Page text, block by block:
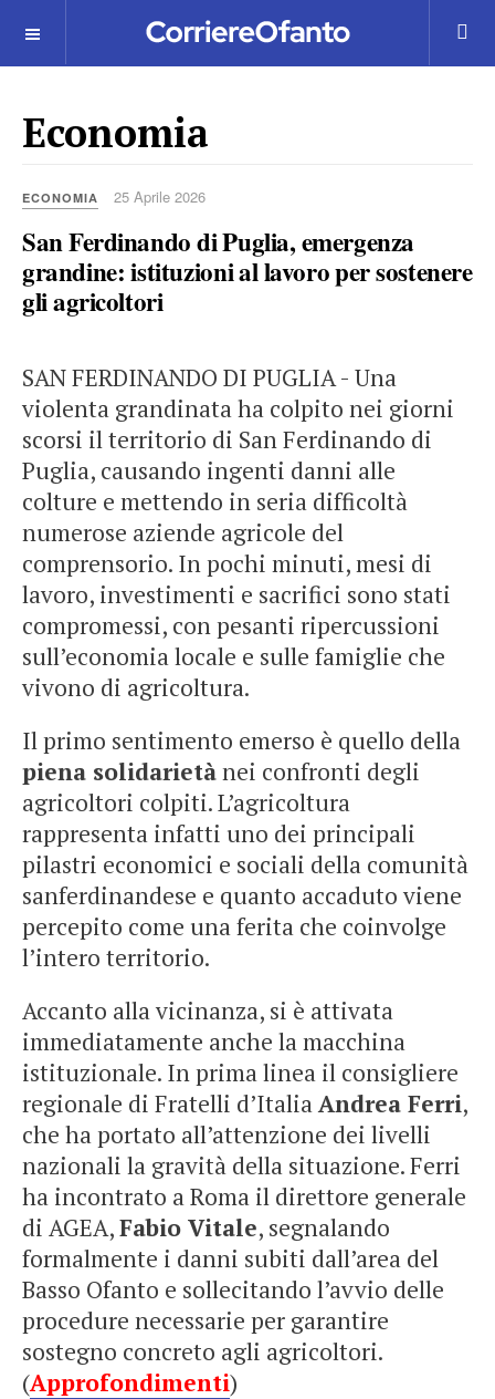
Economia
ECONOMIA 25 Aprile 2026
San Ferdinando di Puglia, emergenza
grandine: istituzioni al lavoro per sostenere
gli agricoltori
SAN FERDINANDO DI PUGLIA - Una
violenta grandinata ha colpito nei giorni
scorsi il territorio di San Ferdinando di
Puglia, causando ingenti danni alle
colture e mettendo in seria difficoltà
numerose aziende agricole del
comprensorio. In pochi minuti, mesi di
lavoro, investimenti e sacrifici sono stati
compromessi, con pesanti ripercussioni
sull’economia locale e sulle famiglie che
vivono di agricoltura.
Il primo sentimento emerso è quello della
piena solidarietànei confronti degli
agricoltori colpiti. L’agricoltura
rappresenta infatti uno dei principali
pilastri economici e sociali della comunità
sanferdinandese e quanto accaduto viene
percepito come una ferita che coinvolge
l’intero territorio.
Accanto alla vicinanza, si è attivata
immediatamente anche la macchina
istituzionale. In prima linea il consigliere
regionale di Fratelli d’ItaliaAndrea Ferri,
che ha portato all’attenzione dei livelli
nazionali la gravità della situazione. Ferri
ha incontrato a Roma il direttore generale
di AGEA,Fabio Vitale, segnalando
formalmente i danni subiti dall’area del
Basso Ofanto e sollecitando l’avvio delle
procedure necessarie per garantire
sostegno concreto agli agricoltori.
(Approfondimenti)